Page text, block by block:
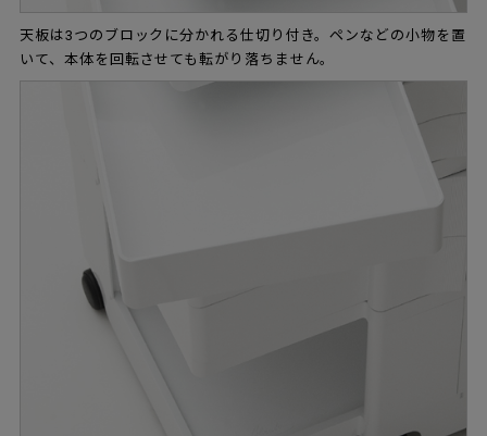
天板は3つのブロックに分かれる仕切り付き。ペンなどの小物を置
いて、本体を回転させても転がり落ちません。